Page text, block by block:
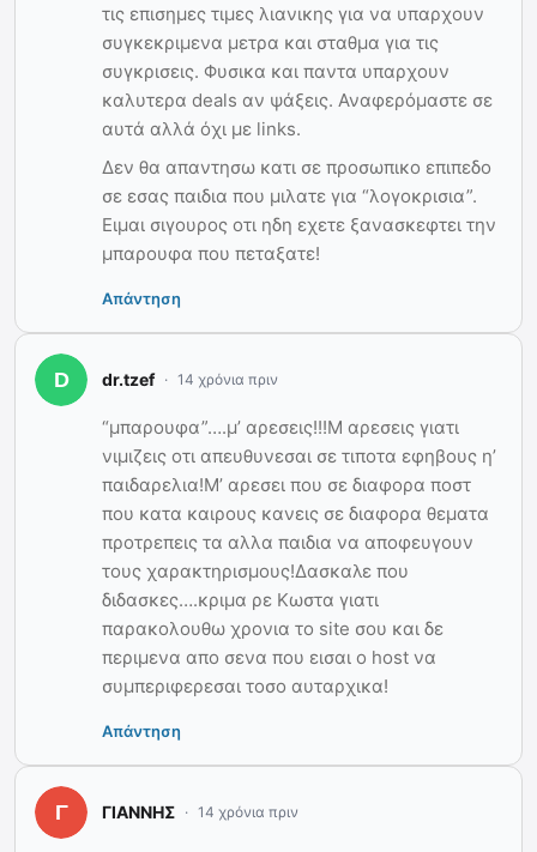
τις επισημες τιμες λιανικης για να υπαρχουν
συγκεκριμενα μετρα και σταθμα για τις
συγκρισεις. Φυσικα και παντα υπαρχουν
καλυτερα deals αν ψάξεις. Αναφερόμαστε σε
αυτά αλλά όχι με links.
Δεν θα απαντησω κατι σε προσωπικο επιπεδο
σε εσας παιδια που μιλατε για “λογοκρισια”.
Ειμαι σιγουρος οτι ηδη εχετε ξανασκεφτει την
μπαρουφα που πεταξατε!
Απάντηση
dr.tzef 14 χρόνια πριν
“μπαρουφα”….μ’ αρεσεις!!!Μ αρεσεις γιατι
νιμιζεις οτι απευθυνεσαι σε τιποτα εφηβους η’
παιδαρελια!M’ αρεσει που σε διαφορα ποστ
που κατα καιρους κανεις σε διαφορα θεματα
προτρεπεις τα αλλα παιδια να αποφευγουν
τους χαρακτηρισμους!Δασκαλε που
διδασκες….κριμα ρε Κωστα γιατι
παρακολουθω χρονια το site σου και δε
περιμενα απο σενα που εισαι ο host να
συμπεριφερεσαι τοσο αυταρχικα!
Απάντηση
ΓΙΑΝΝΗΣ 14 χρόνια πριν